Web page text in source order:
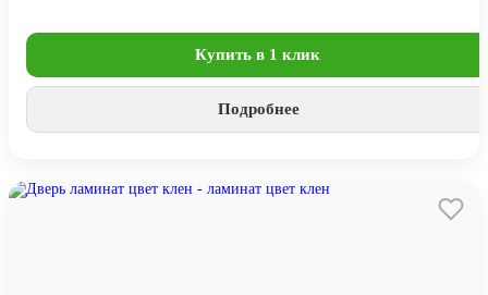
Купить в 1 клик
Подробнее